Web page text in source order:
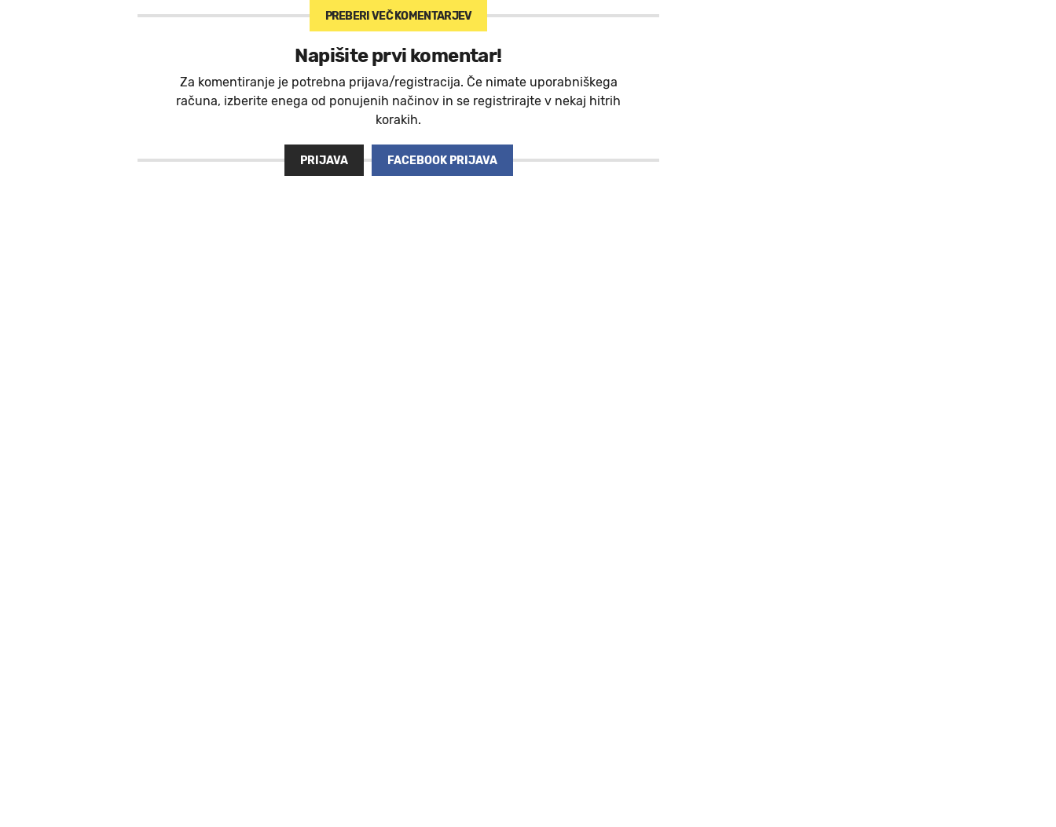
PREBERI VEČ KOMENTARJEV
Napišite prvi komentar!
Za komentiranje je potrebna prijava/registracija. Če nimate uporabniškega
računa, izberite enega od ponujenih načinov in se registrirajte v nekaj hitrih
korakih.
PRIJAVA FACEBOOK PRIJAVA